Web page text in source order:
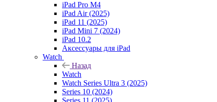
iPad Pro M4
iPad Air (2025)
iPad 11 (2025)
iPad Mini 7 (2024)
iPad 10.2
Аксессуары для iPad
Watch
Назад
Watch
Watch Series Ultra 3 (2025)
Series 10 (2024)
Series 11 (2025)